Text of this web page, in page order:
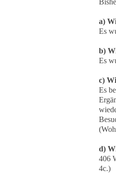
a)
Es
b)
Es
c)
Es
d)
406
4c.)